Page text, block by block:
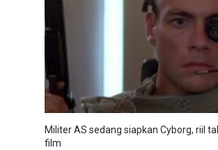
Militer AS sedang siapkan Cyborg, riil
film